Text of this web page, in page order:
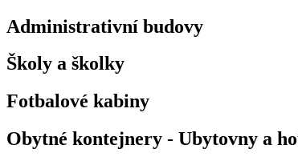
Administrativní budovy
Školy a školky
Fotbalové kabiny
Obytné kontejnery - Ubytovny a